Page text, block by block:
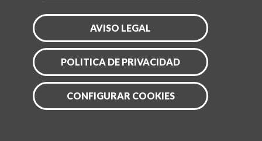
AVISO LEGAL
POLITICA DE PRIVACIDAD
CONFIGURAR COOKIES